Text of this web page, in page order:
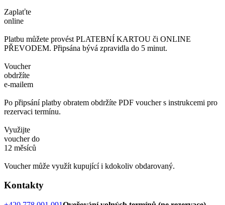
Zaplaťte
online
Platbu můžete provést PLATEBNÍ KARTOU či ONLINE
PŘEVODEM. Připsána bývá zpravidla do 5 minut.
Voucher
obdržíte
e-mailem
Po připsání platby obratem obdržíte PDF voucher s instrukcemi pro
rezervaci termínu.
Využijte
voucher do
12 měsíců
Voucher může využít kupující i kdokoliv obdarovaný.
Kontakty